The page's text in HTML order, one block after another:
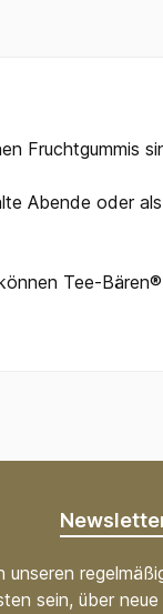
Fruchtgummis
Abende oder
Tee-
sein, über